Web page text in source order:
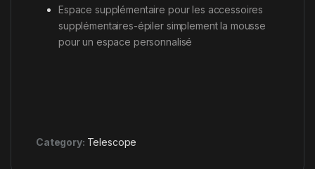
Espace supplémentaire pour les accessoires
supplémentaires-épiler simplement la mousse
pour un espace personnalisé
Category: Telescope